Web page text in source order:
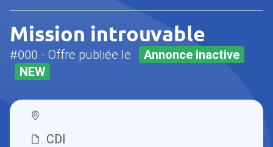
Mission introuvable
#000 - Offre publiée le
Annonce inactive
NEW
CDI